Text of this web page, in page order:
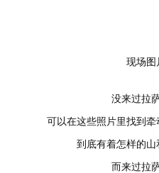
现场图
没来过拉
可以在这些照片里找到
到底有着怎样的
而来过拉